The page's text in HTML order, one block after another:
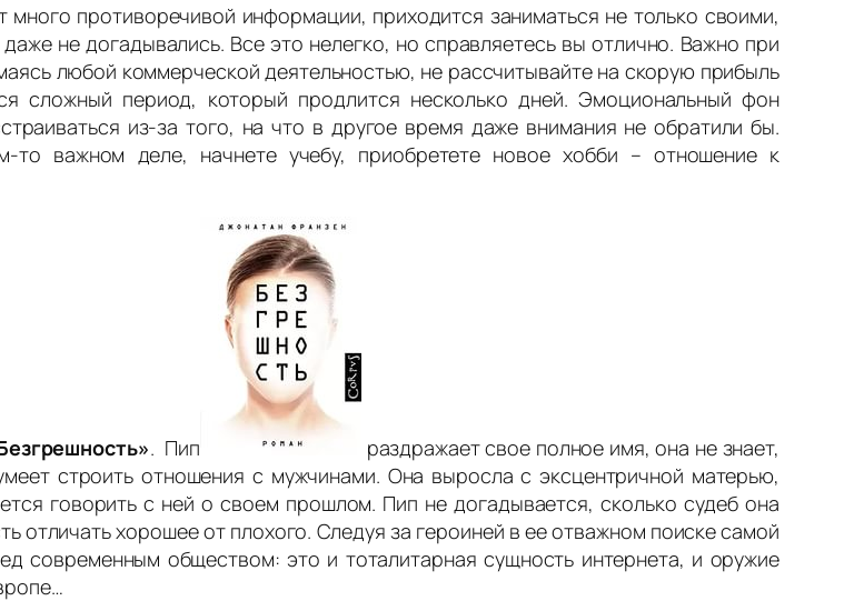
противоречивой информации, приходится заниматься не только своими,
не догадывались. Все это нелегко, но справляетесь вы отлично. Важно при
любой коммерческой деятельностью, не рассчитывайте на скорую прибыль
сложный период, который продлится несколько дней. Эмоциональный фон
из-за того, на что в другое время даже внимания не обратили бы.
важном деле, начнете учебу, приобретете новое хобби – отношение к
. Пип
раздражает свое полное имя, она не знает,
строить отношения с мужчинами. Она выросла с эксцентричной матерью,
говорить с ней о своем прошлом. Пип не догадывается, сколько судеб она
отличать хорошее от плохого. Следуя за героиней в ее отважном поиске самой
современным обществом: это и тоталитарная сущность интернета, и оружие